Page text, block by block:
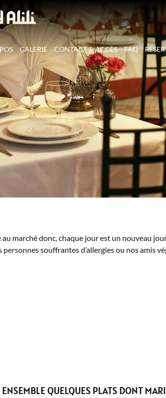
GALERIE CONTACT & ACCÈS FAQ
marché donc, chaque jour est un nouveau
souffrantes d’allergies ou nos amis
QUELQUES PLATS DONT